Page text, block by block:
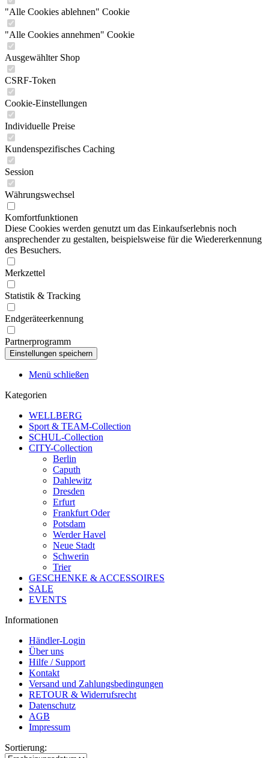
"Alle Cookies ablehnen" Cookie
"Alle Cookies annehmen" Cookie
Ausgewählter Shop
CSRF-Token
Cookie-Einstellungen
Individuelle Preise
Kundenspezifisches Caching
Session
Währungswechsel
Komfortfunktionen
Diese Cookies werden genutzt um das Einkaufserlebnis noch
ansprechender zu gestalten, beispielsweise für die Wiedererkennung
des Besuchers.
Merkzettel
Statistik & Tracking
Endgeräteerkennung
Partnerprogramm
Menü schließen
Kategorien
WELLBERG
Sport & TEAM-Collection
SCHUL-Collection
CITY-Collection
Berlin
Caputh
Dahlewitz
Dresden
Erfurt
Frankfurt Oder
Potsdam
Werder Havel
Neue Stadt
Schwerin
Trier
GESCHENKE & ACCESSOIRES
SALE
EVENTS
Informationen
Händler-Login
Über uns
Hilfe / Support
Kontakt
Versand und Zahlungsbedingungen
RETOUR & Widerrufsrecht
Datenschutz
AGB
Impressum
Sortierung: